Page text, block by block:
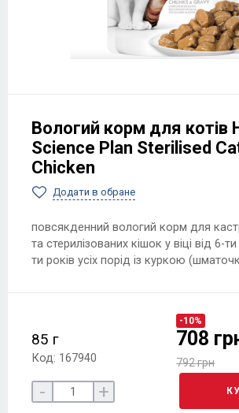
Вологий корм для котів
Science Plan Sterilised
Chicken
Додати в обране
повсякденний вологий корм для
та стерилізованих кішок у віці від 6-
ти років усіх порід із куркою
85 г
Код: 167940
-10%
708
792 грн
- +